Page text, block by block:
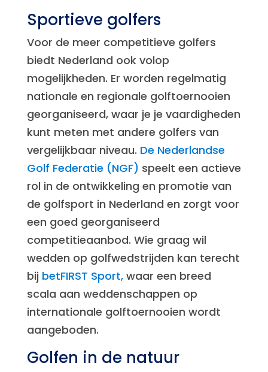
Sportieve golfers
Voor de meer competitieve golfers
biedt Nederland ook volop
mogelijkheden. Er worden regelmatig
nationale en regionale golftoernooien
georganiseerd, waar je je vaardigheden
kunt meten met andere golfers van
vergelijkbaar niveau. De Nederlandse
Golf Federatie (NGF) speelt een actieve
rol in de ontwikkeling en promotie van
de golfsport in Nederland en zorgt voor
een goed georganiseerd
competitieaanbod. Wie graag wil
wedden op golfwedstrijden kan terecht
bij betFIRST Sport,waar een breed
scala aan weddenschappen op
internationale golftoernooien wordt
aangeboden.
Golfen in de natuur